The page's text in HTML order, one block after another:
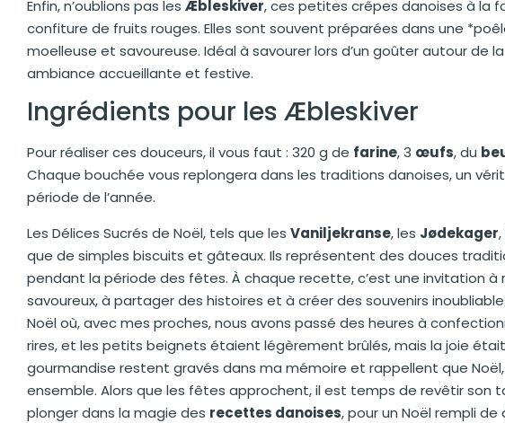
Enfin, n’oublions pas les Æbleskiver, ces petites crêpes danoises à la
confiture de fruits rouges. Elles sont souvent préparées dans une
moelleuse et savoureuse. Idéal à savourer lors d’un goûter autour de
ambiance accueillante et festive.
Ingrédients pour les Æbleskiver
Pour réaliser ces douceurs, il vous faut : 320 g de farine, 3 œufs, du
Chaque bouchée vous replongera dans les traditions danoises, un
période de l’année.
Les Délices Sucrés de Noël, tels que les Vaniljekranse, les Jødekager
que de simples biscuits et gâteaux. Ils représentent des douces
pendant la période des fêtes. À chaque recette, c’est une invitation
savoureux, à partager des histoires et à créer des souvenirs
Noël où, avec mes proches, nous avons passé des heures à
rires, et les petits beignets étaient légèrement brûlés, mais la joie
gourmandise restent gravés dans ma mémoire et rappellent que
ensemble. Alors que les fêtes approchent, il est temps de revêtir son
plonger dans la magie des recettes danoises, pour un Noël rempli de